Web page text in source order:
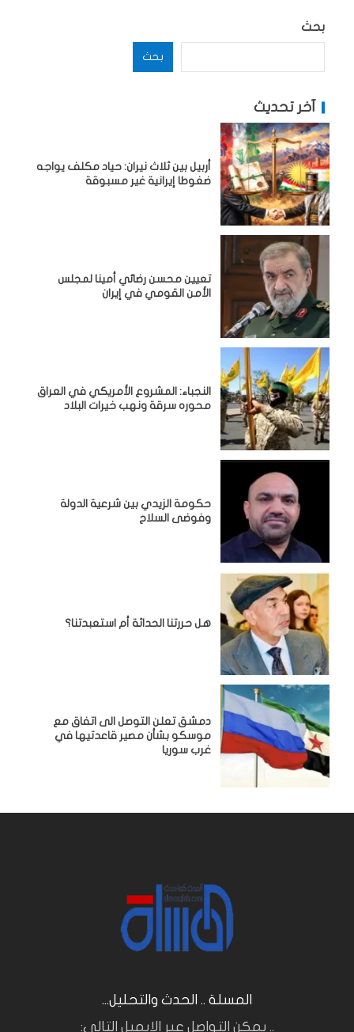
بحث
بحث
آخر تحديث
أربيل بين ثلاث نيران: حياد مكلف يواجه
ضغوطا إيرانية غير مسبوقة
تعيين محسن رضائي أمينا لمجلس
الأمن القومي في إيران
النجباء: المشروع الأمريكي في العراق
محوره سرقة ونهب خيرات البلاد
حكومة الزيدي بين شرعية الدولة
وفوضى السلاح
هل حررتنا الحداثة أم استعبدتنا؟
دمشق تعلن التوصل الى اتفاق مع
موسكو بشأن مصير قاعدتيها في
غرب سوريا
المسلة .. الحدث والتحليل...
.. يمكن التواصل عبر الايميل التالي: